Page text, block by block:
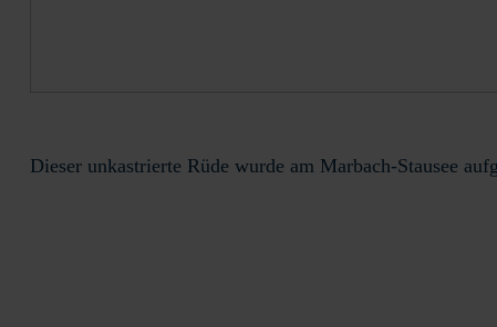
Dieser unkastrierte Rüde wurde am Marbach-Stausee